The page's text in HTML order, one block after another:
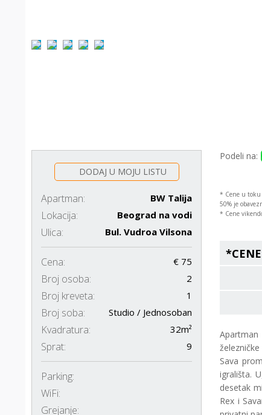
DODAJ U MOJU LISTU
Apartman: BW Talija
Lokacija: Beograd na vodi
Ulica: Bul. Vudroa Vilsona
Cena: € 75
Broj osoba: 2
Broj kreveta: 1
Broj soba: Studio / Jednosoban
Kvadratura: 32m²
Sprat: 9
Parking:
WiFi:
Grejanje:
Podeli na:
* Cene u toku
50% je
* Cene
Apartman
Sava
igrališta.
desetak
Rex i